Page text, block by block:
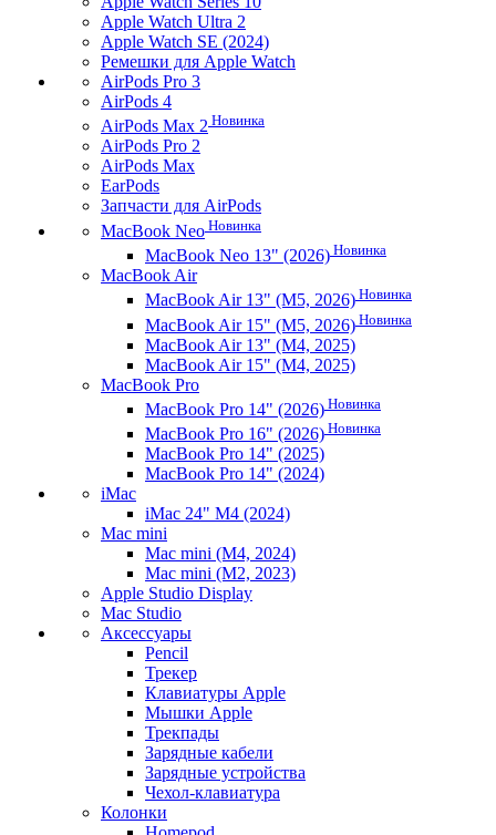
Apple Watch Ultra 2
Apple Watch SE (2024)
Ремешки для Apple Watch
AirPods Pro 3
AirPods 4
AirPods Max 2 Новинка
AirPods Pro 2
AirPods Max
EarPods
Запчасти для AirPods
MacBook Neo Новинка
MacBook Neo 13" (2026) Новинка
MacBook Air
MacBook Air 13" (M5, 2026) Новинка
MacBook Air 15" (M5, 2026) Новинка
MacBook Air 13" (M4, 2025)
MacBook Air 15" (M4, 2025)
MacBook Pro
MacBook Pro 14" (2026) Новинка
MacBook Pro 16" (2026) Новинка
MacBook Pro 14" (2025)
MacBook Pro 14" (2024)
iMac
iMac 24" M4 (2024)
Mac mini
Mac mini (M4, 2024)
Mac mini (M2, 2023)
Apple Studio Display
Mac Studio
Аксессуары
Pencil
Трекер
Клавиатуры Apple
Мышки Apple
Трекпады
Зарядные кабели
Зарядные устройства
Чехол-клавиатура
Колонки